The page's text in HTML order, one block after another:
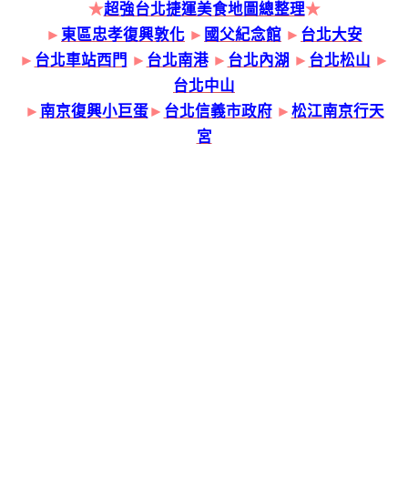
★超強台北捷運美食地圖總整理★
► 東區忠孝復興敦化 ► 國父紀念館 ► 台北大安
► 台北車站西門 ► 台北南港 ► 台北內湖 ► 台北松山 ►
台北中山
► 南京復興小巨蛋► 台北信義市政府► 松江南京行天
宮